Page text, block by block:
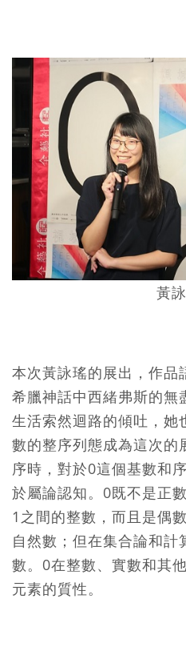
黃
本次黃詠瑤的展出，作品
希臘神話中西緒弗斯的無
生活索然迴路的傾吐，她
數的整序列態成為這次的
序時，對於0這個基數和
於屬論認知。0既不是正
1之間的整數，而且是偶
自然數；但在集合論和計
數。0在整數、實數和其
元素的質性。